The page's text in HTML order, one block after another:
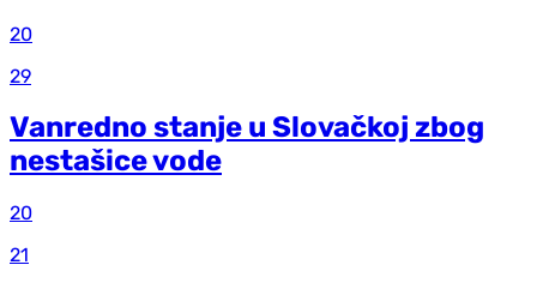
20
29
Vanredno stanje u Slovačkoj zbog
nestašice vode
20
21